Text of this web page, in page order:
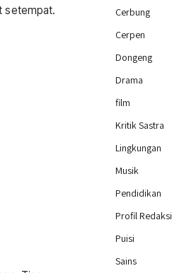
setempat.
Cerbung
Cerpen
Dongeng
Drama
film
Kritik Sastra
Lingkungan
Musik
Pendidikan
Profil Redaksi
Puisi
Sains